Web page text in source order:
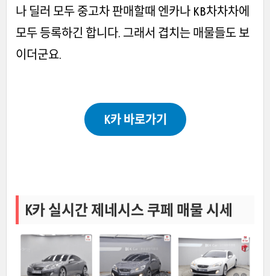
나 딜러 모두 중고차 판매할때 엔카나 KB차차차에
모두 등록하긴 합니다. 그래서 겹치는 매물들도 보
이더군요.
K카 바로가기
K카 실시간 제네시스 쿠페 매물 시세